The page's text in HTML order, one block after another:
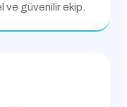
ve güvenilir ekip.